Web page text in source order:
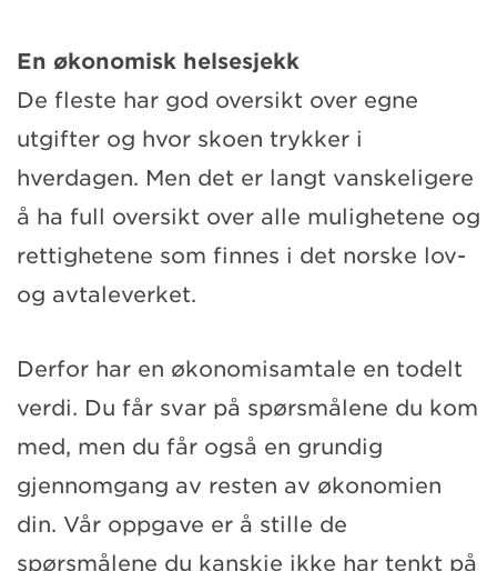
En økonomisk helsesjekk
De fleste har god oversikt over egne
utgifter og hvor skoen trykker i
hverdagen. Men det er langt vanskeligere
å ha full oversikt over alle mulighetene og
rettighetene som finnes i det norske lov-
og avtaleverket.
Derfor har en økonomisamtale en todelt
verdi. Du får svar på spørsmålene du kom
med, men du får også en grundig
gjennomgang av resten av økonomien
din. Vår oppgave er å stille de
spørsmålene du kanskje ikke har tenkt på